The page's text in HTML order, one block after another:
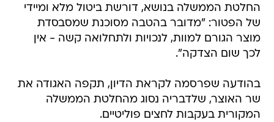
החלטת הממשלה בנושא, דורשת ביטול מלא ומיידי
של הפטור: "מדובר בהטבה מסוכנת שמסבסדת
מוצר הגורם למוות, לנכויות ולתחלואה קשה - אין
לכך שום הצדקה".
בהודעה שפרסמה לקראת הדיון, תקפה האגודה את
שר האוצר, שלדבריה נסוג מהחלטת הממשלה
המקורית בעקבות לחצים פוליטיים.